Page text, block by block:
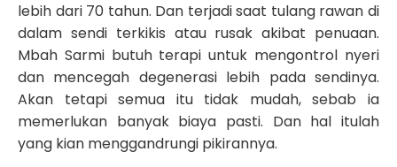
lebih dari 70 tahun. Dan terjadi saat tulang rawan di
dalam sendi terkikis atau rusak akibat penuaan.
Mbah Sarmi butuh terapi untuk mengontrol nyeri
dan mencegah degenerasi lebih pada sendinya.
Akan tetapi semua itu tidak mudah, sebab ia
memerlukan banyak biaya pasti. Dan hal itulah
yang kian menggandrungi pikirannya.